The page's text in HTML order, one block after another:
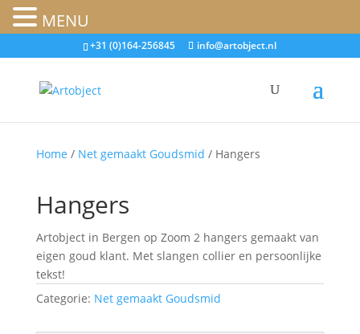
+31 (0)164-256845 info@artobject.nl
Home / Net gemaakt Goudsmid / Hangers
Hangers
Artobject in Bergen op Zoom 2 hangers gemaakt van
eigen goud klant. Met slangen collier en persoonlijke
tekst!
Categorie: Net gemaakt Goudsmid
MENU